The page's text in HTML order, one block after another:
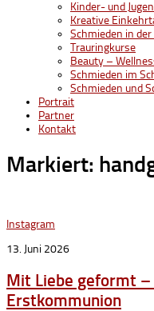
Kinder- und
Kreative
Schmieden in
Trauringkurse
Beauty –
Schmieden im
Schmieden und
Portrait
Partner
Kontakt
Markiert:
Instagram
13. Juni 2026
Mit Liebe geformt
Erstkommunion